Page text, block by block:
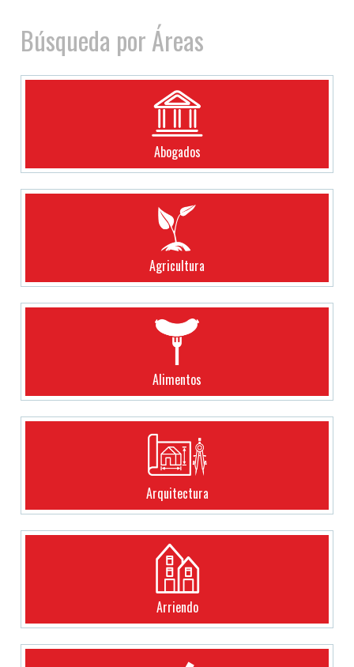
Búsqueda por Áreas
Abogados
Agricultura
Alimentos
Arquitectura
Arriendo